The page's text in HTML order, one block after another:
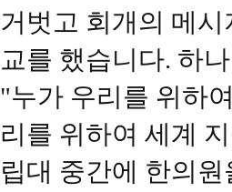
거벗고 회개의 메
교를 했습니다. 하
"누가 우리를 위하
리를 위하여 세계
립대 중간에 한의